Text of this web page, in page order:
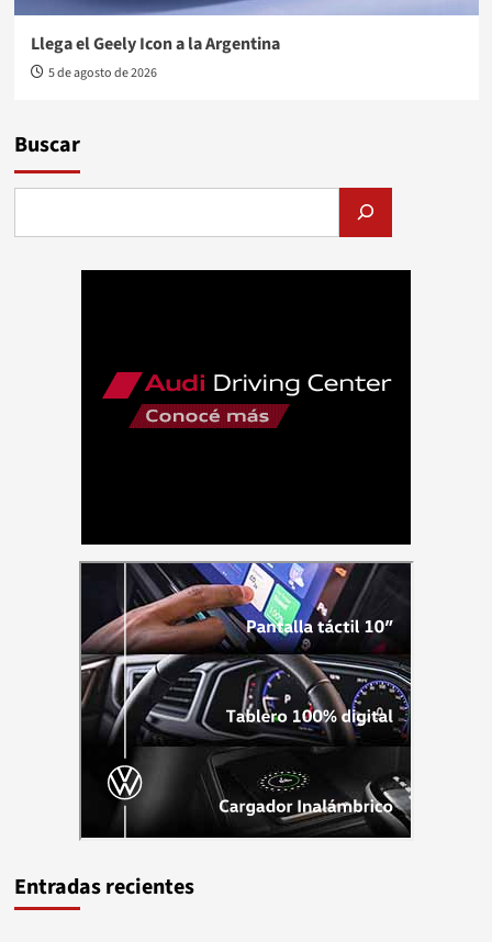
Llega el Geely Icon a la Argentina
5 de agosto de 2026
Buscar
Entradas recientes